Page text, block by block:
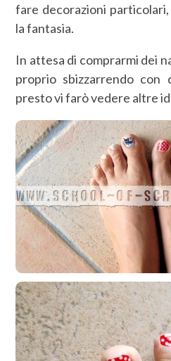
fare decorazioni
la fantasia.
In attesa di comprarmi dei
proprio sbizzarrendo con
presto vi farò vedere altre